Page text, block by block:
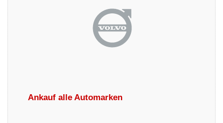
Ankauf alle Automarken